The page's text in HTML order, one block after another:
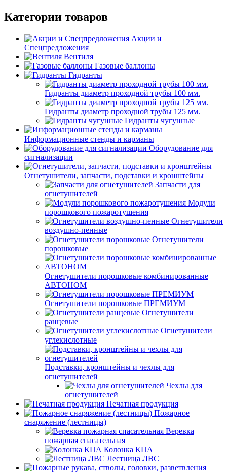
Категории товаров
Акции и
Спецпредложения
Вентиля
Газовые баллоны
Гидранты
Гидранты диаметр проходной трубы 100 мм.
Гидранты диаметр проходной трубы 125 мм.
Гидранты чугунные
Информационные стенды и карманы
Оборудование для
сигнализации
Огнетушители, запчасти, подставки и кронштейны
Запчасти для
огнетушителей
Модули
порошкового пожаротушения
Огнетушители
воздушно-пенные
Огнетушители
порошковые
Огнетушители порошковые комбинированные
АВТОНОМ
Огнетушители порошковые ПРЕМИУМ
Огнетушители
ранцевые
Огнетушители
углекислотные
Подставки, кронштейны и чехлы для
огнетушителей
Чехлы для
огнетушителей
Печатная продукция
Пожарное
снаряжение (лестницы)
Веревка
пожарная спасательная
Колонка КПА
Лестница ЛВС